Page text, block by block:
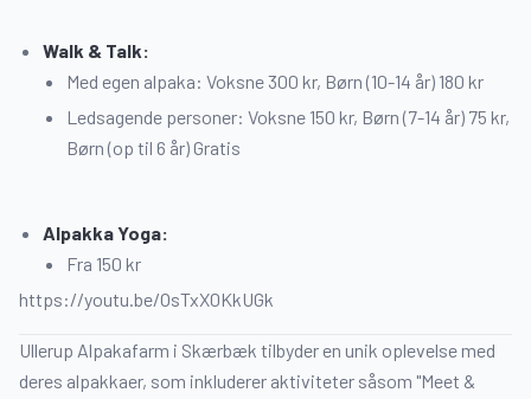
Walk & Talk:
Med egen alpaka: Voksne 300 kr, Børn (10-14 år) 180 kr
Ledsagende personer: Voksne 150 kr, Børn (7-14 år) 75 kr,
Børn (op til 6 år) Gratis
Alpakka Yoga:
Fra 150 kr
https://youtu.be/OsTxX0KkUGk
Ullerup Alpakafarm i Skærbæk tilbyder en unik oplevelse med
deres alpakkaer, som inkluderer aktiviteter såsom "Meet &